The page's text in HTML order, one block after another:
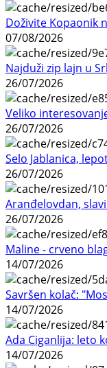
Doživite Kopaonik
07/08/2026
Najduži zip lajn u
26/07/2026
Veliko
26/07/2026
Selo Jablanica,
26/07/2026
Aranđelovdan,
26/07/2026
Maline - crveno
14/07/2026
Savršen kolač:
14/07/2026
Ada Ciganlija: leto
14/07/2026